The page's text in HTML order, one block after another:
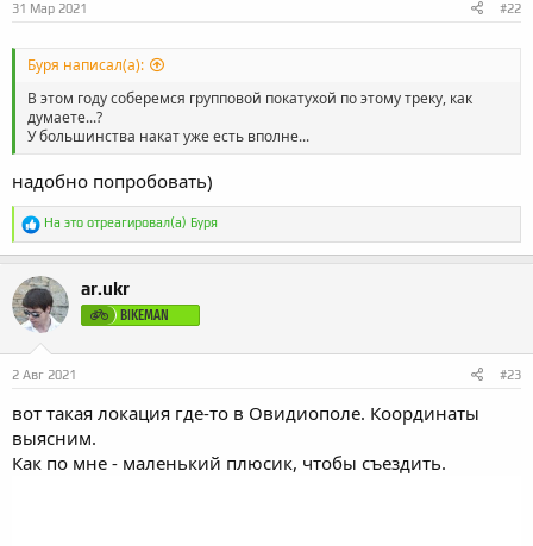
31 Мар 2021 #22
Буря написал(а):
В этом году соберемся групповой покатухой по этому треку, как
думаете...?
У большинства накат уже есть вполне...
надобно попробовать)
Р
а
к
ц
и
и
:
На это отреагировал(а) Буря
ar.ukr
BIKEMAN
2 Авг 2021 #23
вот такая локация где-то в Овидиополе. Координаты
выясним.
Как по мне - маленький плюсик, чтобы съездить.